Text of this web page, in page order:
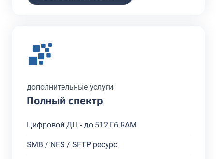
дополнительные услуги
Полный спектр
Цифровой ДЦ - до 512 Гб RAM
SMB / NFS / SFTP ресурс